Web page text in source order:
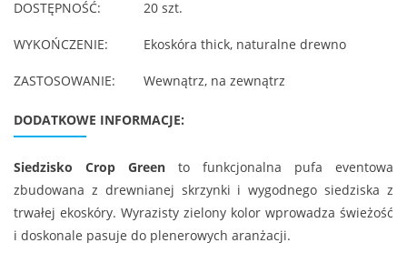
DOSTĘPNOŚĆ: 20 szt.
WYKOŃCZENIE: Ekoskóra thick, naturalne drewno
ZASTOSOWANIE: Wewnątrz, na zewnątrz
DODATKOWE INFORMACJE:
Siedzisko Crop Green to funkcjonalna pufa eventowa
zbudowana z drewnianej skrzynki i wygodnego siedziska z
trwałej ekoskóry. Wyrazisty zielony kolor wprowadza świeżość
i doskonale pasuje do plenerowych aranżacji.